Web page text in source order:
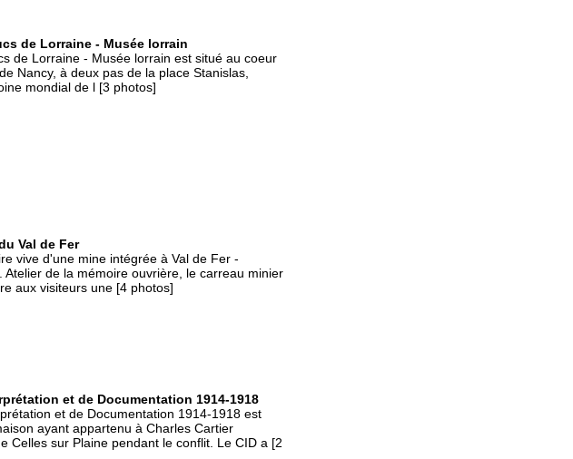
de Lorraine - Musée lorrain
de Lorraine - Musée lorrain est situé au coeur
Nancy, à deux pas de la place Stanislas,
mondial de l [3 photos]
Val de Fer
vive d'une mine intégrée à Val de Fer -
Atelier de la mémoire ouvrière, le carreau minier
aux visiteurs une [4 photos]
et de Documentation 1914-1918
et de Documentation 1914-1918 est
ayant appartenu à Charles Cartier
Celles sur Plaine pendant le conflit. Le CID a [2